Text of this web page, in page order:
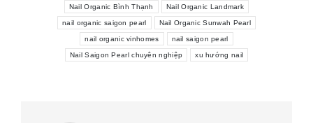
Nail Organic Bình Thạnh Nail Organic Landmark
nail organic saigon pearl Nail Organic Sunwah Pearl
nail organic vinhomes nail saigon pearl
Nail Saigon Pearl chuyên nghiệp xu hướng nail